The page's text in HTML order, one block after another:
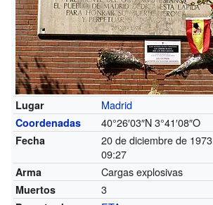
Lugar Madrid
Coordenadas 40°26′03″N3°41′08″O
Fecha
20 de diciembre de 1973
09:27
Arma Cargas explosivas
Muertos 3